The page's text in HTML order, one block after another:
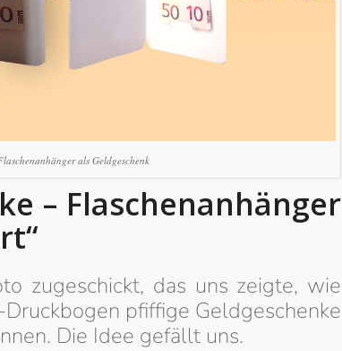
als Geldgeschenk
– Flaschenanhänger
zugeschickt, das uns zeigte, wie
pfiffige Geldgeschenke
Die Idee gefällt uns.